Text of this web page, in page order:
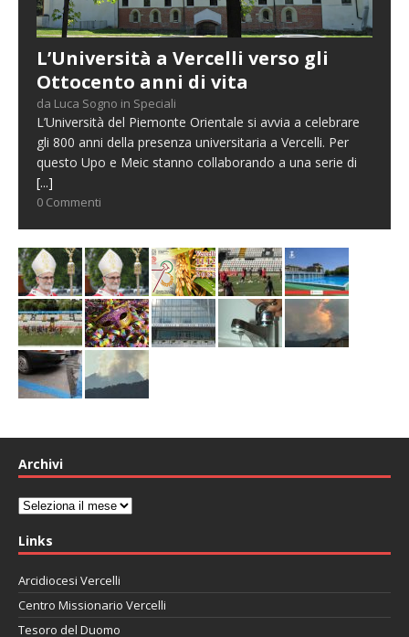
L’Università a Vercelli verso gli
Ottocento anni di vita
da Luca Sogno in Speciali
L’Università del Piemonte Orientale si avvia a celebrare
gli 800 anni della presenza universitaria a Vercelli. Per
questo Upo e Meic stanno collaborando a una serie di
[...]
0 Commenti
Archivi
Archivi
Links
Arcidiocesi Vercelli
Centro Missionario Vercelli
Tesoro del Duomo